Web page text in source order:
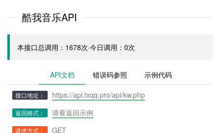
酷我音乐API
本接口总调用：1678次·今日调用：0次
API文档 错误码参照 示例代码
接口地址： https://api.txqq.pro/api/kw.php
返回格式： 请看返回示例
请求方式： GET